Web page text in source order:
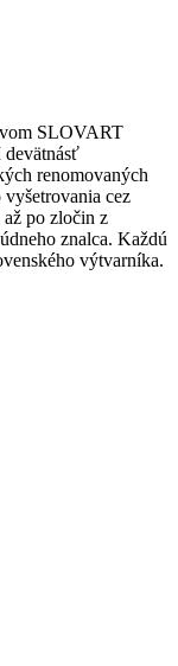
SLOVART
renomovaných
cez
až po zločin z
znalca. Každú
výtvarníka.